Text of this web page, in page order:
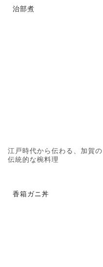
治部煮
江戸時代から伝わる、加賀の
伝統的な椀料理
香箱ガニ丼